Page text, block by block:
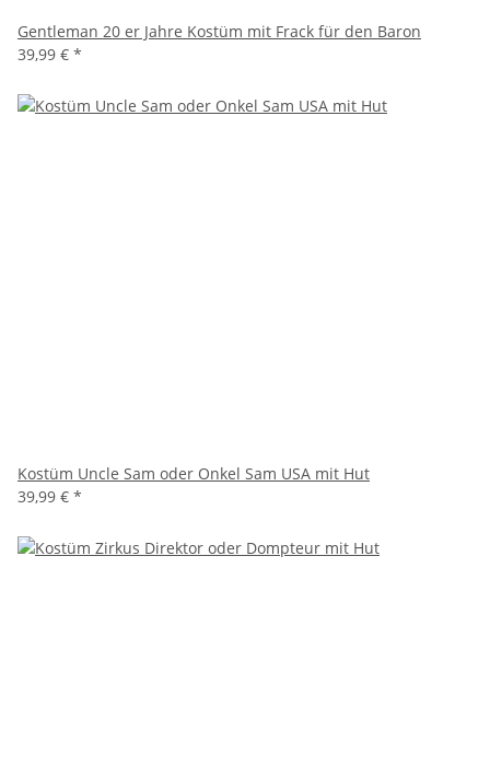
Gentleman 20 er Jahre Kostüm mit Frack für den Baron
39,99 € *
Kostüm Uncle Sam oder Onkel Sam USA mit Hut
39,99 € *